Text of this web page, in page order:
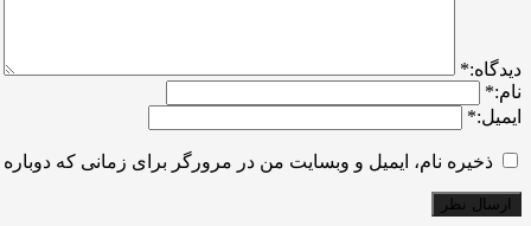
ديدگاه:*
نام:*
ایمیل:*
ذخیره نام، ایمیل و وبسایت من در مرورگر برای زمانی که